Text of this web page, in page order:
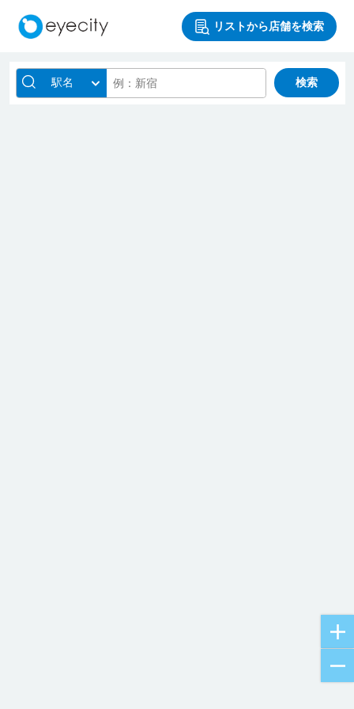
リストから店舗を検索
駅名 検索